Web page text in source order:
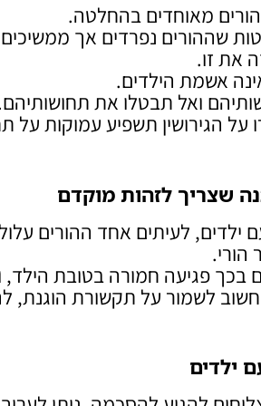
מאוחדים בהחלטה.
שההורים נפרדים אך
את זו.
אשמת הילדים.
ואל תבטלו את
הגירושין תשפיע עמוקות על
שצריך לזהות מוקדם
ילדים, לעיתים אחד ההורים
הורי.
פגיעה חמורה בטובת הילד,
לשמור על תקשורת הוגנת,
ילדים